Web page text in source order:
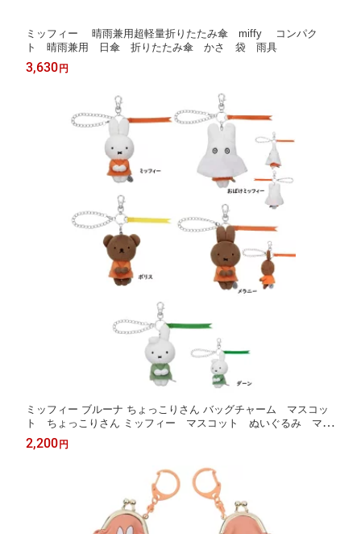
ミッフィー 晴雨兼用超軽量折りたたみ傘 miffy コンパク
ト 晴雨兼用 日傘 折りたたみ傘 かさ 袋 雨具
3,630 円
ミッフィー ブルーナ ちょっこりさん バッグチャーム マスコッ
ト ちょっこりさん ミッフィー マスコット ぬいぐるみ マス
コット ちょっこり ミッフィー バッグチャーム
2,200 円